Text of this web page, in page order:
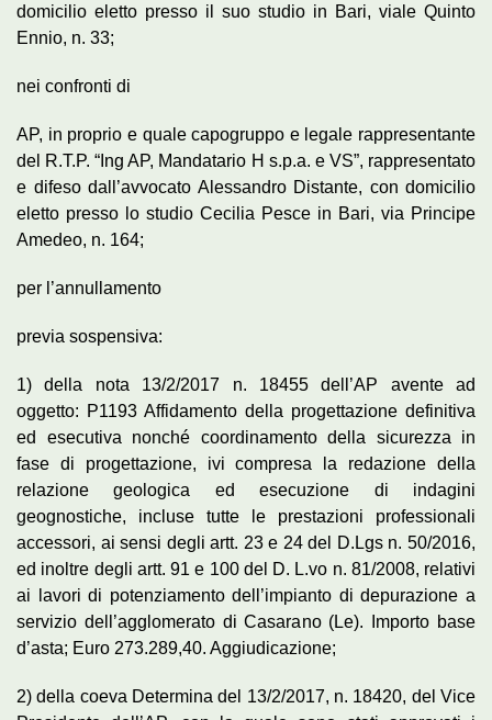
domicilio eletto presso il suo studio in Bari, viale Quinto
Ennio, n. 33;
nei confronti di
AP, in proprio e quale capogruppo e legale rappresentante
del R.T.P. “Ing AP, Mandatario H s.p.a. e VS”, rappresentato
e difeso dall’avvocato Alessandro Distante, con domicilio
eletto presso lo studio Cecilia Pesce in Bari, via Principe
Amedeo, n. 164;
per l’annullamento
previa sospensiva:
1) della nota 13/2/2017 n. 18455 dell’AP avente ad
oggetto: P1193 Affidamento della progettazione definitiva
ed esecutiva nonché coordinamento della sicurezza in
fase di progettazione, ivi compresa la redazione della
relazione geologica ed esecuzione di indagini
geognostiche, incluse tutte le prestazioni professionali
accessori, ai sensi degli artt. 23 e 24 del D.Lgs n. 50/2016,
ed inoltre degli artt. 91 e 100 del D. L.vo n. 81/2008, relativi
ai lavori di potenziamento dell’impianto di depurazione a
servizio dell’agglomerato di Casarano (Le). Importo base
d’asta; Euro 273.289,40. Aggiudicazione;
2) della coeva Determina del 13/2/2017, n. 18420, del Vice